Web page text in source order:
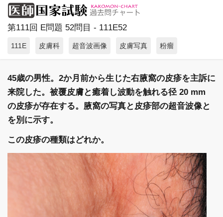
第111回 E問題 52問目 - 111E52
111E 皮膚科 超音波画像 皮膚写真 粉瘤
45歳の男性。2か月前から生じた右腋窩の皮疹を主訴に
来院した。被覆皮膚と癒着し波動を触れる径 20 mm
の皮疹が存在する。腋窩の写真と皮疹部の超音波像と
を別に示す。
この皮疹の種類はどれか。